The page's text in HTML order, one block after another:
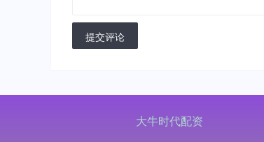
提交评论
大牛时代配资